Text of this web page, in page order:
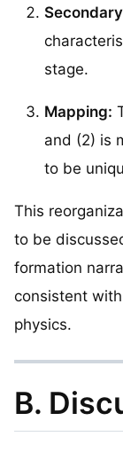
stage.
Mapping:
and (2) is
to be
This
to be
formation
consistent
physics.
B.